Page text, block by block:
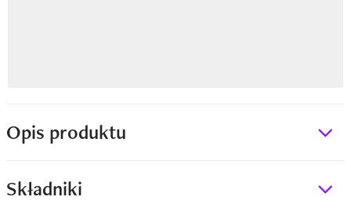
Opis produktu
Składniki